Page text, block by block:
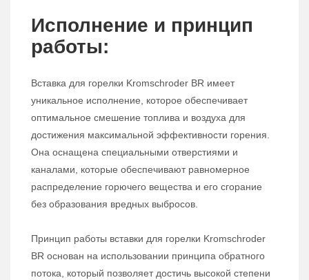
Исполнение и принцип
работы:
Вставка для горелки Kromschroder BR имеет
уникальное исполнение, которое обеспечивает
оптимальное смешение топлива и воздуха для
достижения максимальной эффективности горения.
Она оснащена специальными отверстиями и
каналами, которые обеспечивают равномерное
распределение горючего вещества и его сгорание
без образования вредных выбросов.
Принцип работы вставки для горелки Kromschroder
BR основан на использовании принципа обратного
потока, который позволяет достичь высокой степени